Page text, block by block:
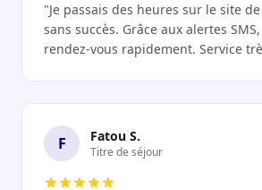
"Je passais des heures sur le site
sans succès. Grâce aux alertes
rendez-vous rapidement. Service
F Fatou S.
Titre de séjour